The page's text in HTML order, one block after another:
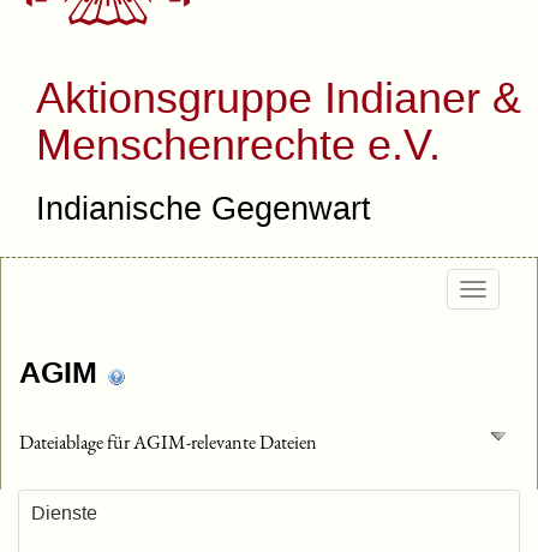
Aktionsgruppe Indianer &
Menschenrechte e.V.
Indianische Gegenwart
AGIM
Dateiablage für AGIM-relevante Dateien
Dienste